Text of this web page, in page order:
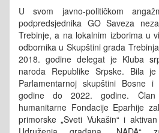
U svom javno-političkom
podpredsjednika GO Saveza
Trebinje, a na lokalnim izborima u
odbornika u Skupštini grada
2018. godine delegat je Kluba
naroda Republike Srpske. Bila
Parlamentarnoj skupštini Bosne
godine do 2022. godine.
humanitarne Fondacije Eparhije
primorske „Sveti Vukašin“ i